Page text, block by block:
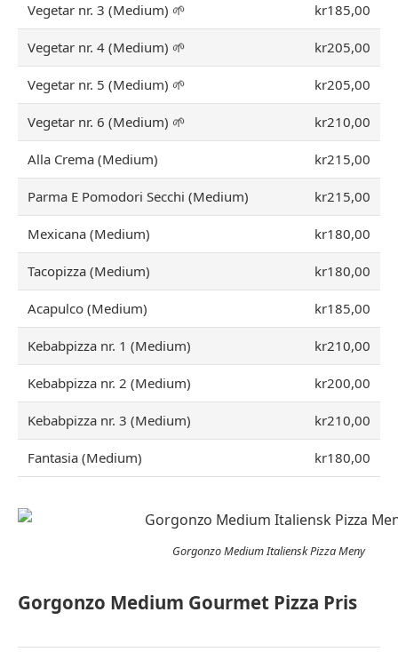
Vegetar nr. 3 (Medium) 🌱 kr185,00
Vegetar nr. 4 (Medium) 🌱 kr205,00
Vegetar nr. 5 (Medium) 🌱 kr205,00
Vegetar nr. 6 (Medium) 🌱 kr210,00
Alla Crema (Medium) kr215,00
Parma E Pomodori Secchi (Medium) kr215,00
Mexicana (Medium) kr180,00
Tacopizza (Medium) kr180,00
Acapulco (Medium) kr185,00
Kebabpizza nr. 1 (Medium) kr210,00
Kebabpizza nr. 2 (Medium) kr200,00
Kebabpizza nr. 3 (Medium) kr210,00
Fantasia (Medium) kr180,00
Gorgonzo Medium Italiensk Pizza Meny
Gorgonzo Medium Gourmet Pizza Pris